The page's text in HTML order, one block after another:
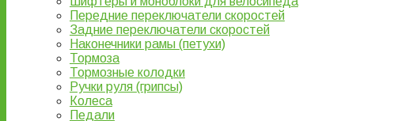
Передние переключатели скоростей
Задние переключатели скоростей
Наконечники рамы (петухи)
Тормоза
Тормозные колодки
Ручки руля (грипсы)
Колеса
Педали